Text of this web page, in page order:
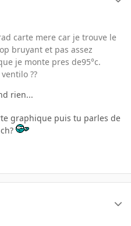
carte mere car je trouve le
bruyant et pas assez
je monte pres de95°c.
??
rien...
graphique puis tu parles de